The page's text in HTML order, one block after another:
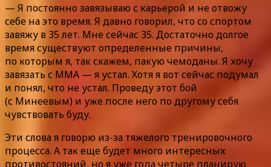
— Я постоянно завязываю с карьерой и не отвожу
себе на это время. Я давно говорил, что со спортом
завяжу в 35 лет. Мне сейчас 35. Достаточно долгое
время существуют определенные причины,
по которым я, так скажем, пакую чемоданы. Я хочу
завязать с ММА — я устал. Хотя я вот сейчас подумал
и понял, что не устал. Проведу этот бой
(с Минеевым) и уже после него по другому себя
чувствовать буду.
Эти слова я говорю из-за тяжелого тренировочного
процесса. А так еще будет много интересных
противостояний, но я уже года четыре планирую